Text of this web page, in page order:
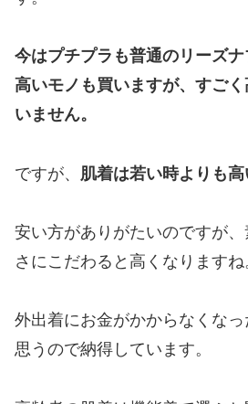
今はプチプラも普通のリーズ
高いモノも買いますが、すご
いません。
ですが、 肌着は若い時よりも高
安い方がありがたいのですが
さにこだわると高くなりますね
外出着にお金がかからなくな
思うので納得しています。